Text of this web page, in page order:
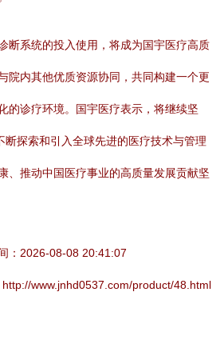
断系统的投入使用，将成为国宇医疗高质
院内其他优质资源协同，共同构建一个更
的诊疗环境。国宇医疗表示，将继续坚
断探索和引入全球先进的医疗技术与管理
、推动中国医疗事业的高质量发展贡献坚
：2026-08-08 20:41:07
www.jnhd0537.com/product/48.html